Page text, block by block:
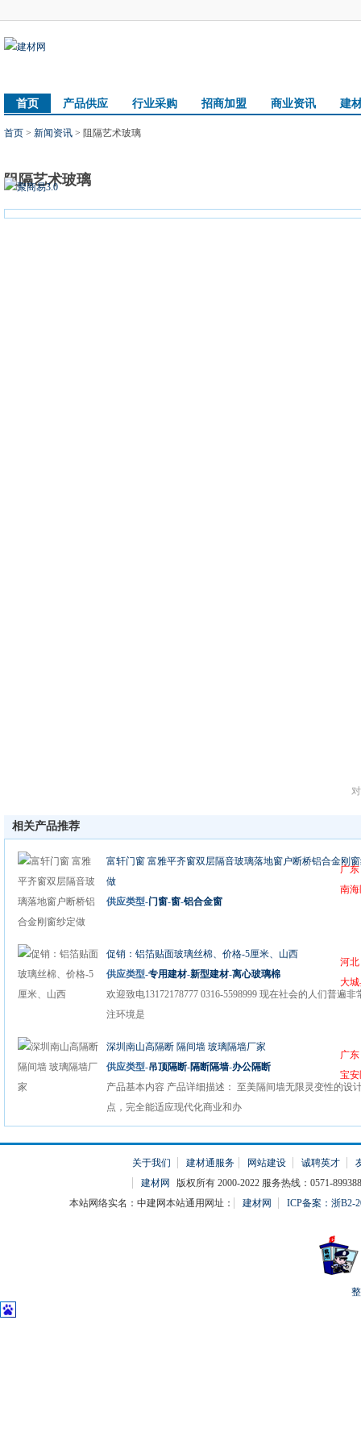
首页 产品供应 行业采购 招商加盟 商业资讯 建
首页 > 新闻资讯 > 阻隔艺术玻璃
阻隔艺术玻璃
相关产品推荐
富轩门窗 富雅平齐窗双层隔音玻璃落地窗户断桥铝合金刚
做
广
南
供应类型-门窗-窗-铝合金窗
促销：铝箔贴面玻璃丝棉、价格-5厘米、山西
河
大
供应类型-专用建材-新型建材-离心玻璃棉
欢迎致电13172178777 0316-5598999 现在社会的人们普遍非
注环境是
深圳南山高隔断 隔间墙 玻璃隔墙厂家
广
宝
供应类型-吊顶隔断-隔断隔墙-办公隔断
产品基本内容 产品详细描述： 至美隔间墙无限灵变性的设
点，完全能适应现代化商业和办
关于我们 建材通服务 网站建设 诚聘英才
建材网
版权所有 2000-2022 服务热线：0571-
本站网络实名：中建网本站通用网址：
建材网 ICP备案：浙B2-